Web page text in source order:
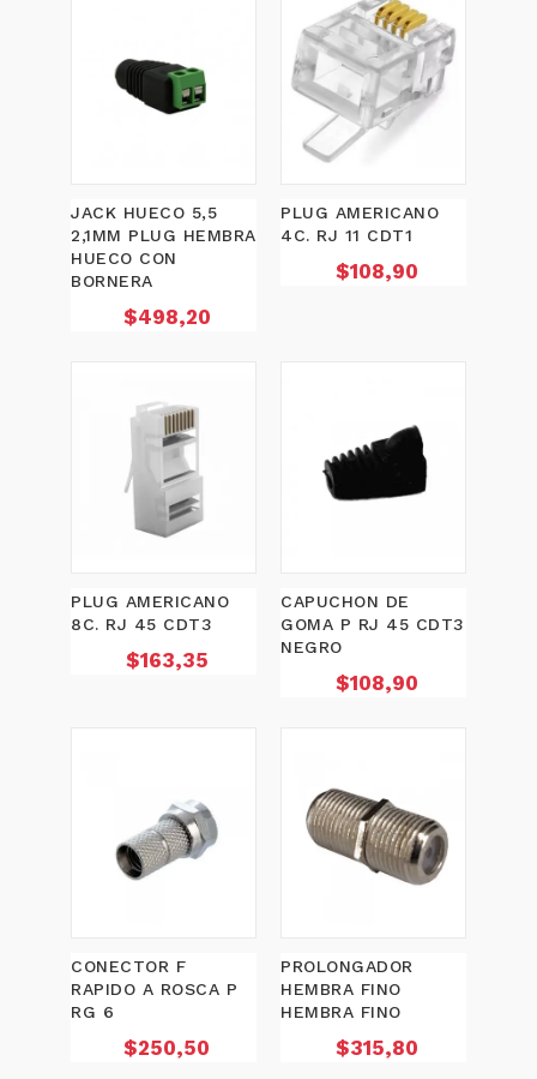
JACK HUECO 5,5
2,1MM PLUG HEMBRA
HUECO CON
BORNERA
Precio
$498,20
PLUG AMERICANO
4C. RJ 11 CDT1
Precio
$108,90
PLUG AMERICANO
8C. RJ 45 CDT3
Precio
$163,35
CAPUCHON DE
GOMA P RJ 45 CDT3
NEGRO
Precio
$108,90
CONECTOR F
RAPIDO A ROSCA P
RG 6
Precio
$250,50
PROLONGADOR
HEMBRA FINO
HEMBRA FINO
Precio
$315,80